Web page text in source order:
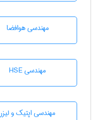
مهندسی هوافضا
مهندسی HSE
مهندسی اپتیک و لیزر